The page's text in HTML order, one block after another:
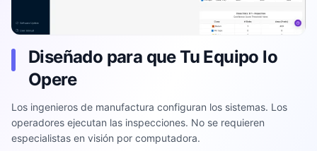
Diseñado para que Tu Equipo lo
Opere
Los ingenieros de manufactura configuran los sistemas. Los
operadores ejecutan las inspecciones. No se requieren
especialistas en visión por computadora.